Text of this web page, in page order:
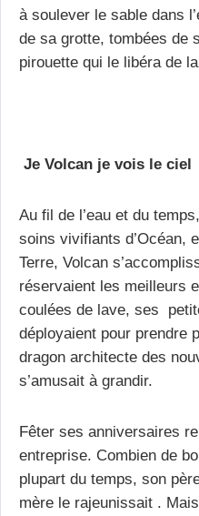
à soulever le sable dans
de sa grotte, tombées de
pirouette qui le libéra de
Je Volcan je vois le ciel
Au fil de l’eau et du
soins vivifiants d’Océan,
Terre, Volcan
réservaient les meilleurs
coulées de lave, ses
déployaient pour prendre
dragon architecte des
s’amusait à grandir.
Fêter ses anniversaires
entreprise. Combien de
plupart du temps, son
mère le rajeunissait .